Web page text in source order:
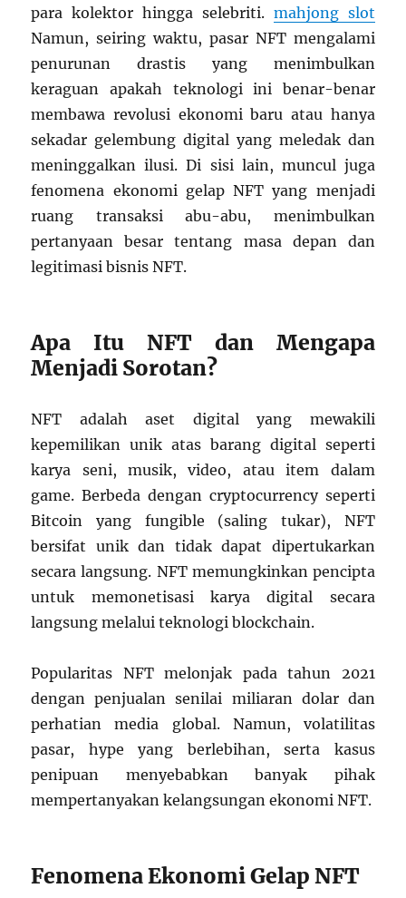
para kolektor hingga selebriti. mahjong slot
Namun, seiring waktu, pasar NFT mengalami
penurunan drastis yang menimbulkan
keraguan apakah teknologi ini benar-benar
membawa revolusi ekonomi baru atau hanya
sekadar gelembung digital yang meledak dan
meninggalkan ilusi. Di sisi lain, muncul juga
fenomena ekonomi gelap NFT yang menjadi
ruang transaksi abu-abu, menimbulkan
pertanyaan besar tentang masa depan dan
legitimasi bisnis NFT.
Apa Itu NFT dan Mengapa
Menjadi Sorotan?
NFT adalah aset digital yang mewakili
kepemilikan unik atas barang digital seperti
karya seni, musik, video, atau item dalam
game. Berbeda dengan cryptocurrency seperti
Bitcoin yang fungible (saling tukar), NFT
bersifat unik dan tidak dapat dipertukarkan
secara langsung. NFT memungkinkan pencipta
untuk memonetisasi karya digital secara
langsung melalui teknologi blockchain.
Popularitas NFT melonjak pada tahun 2021
dengan penjualan senilai miliaran dolar dan
perhatian media global. Namun, volatilitas
pasar, hype yang berlebihan, serta kasus
penipuan menyebabkan banyak pihak
mempertanyakan kelangsungan ekonomi NFT.
Fenomena Ekonomi Gelap NFT